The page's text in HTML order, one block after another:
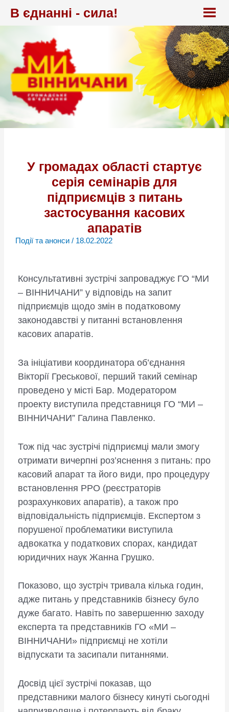
В єднанні - сила!
У громадах області стартує
серія семінарів для
підприємців з питань
застосування касових
апаратів
Події та анонси/ 18.02.2022
Консультативні зустрічі запроваджує ГО “МИ
– ВІННИЧАНИ” у відповідь на запит
підприємців щодо змін в податковому
законодавстві у питанні встановлення
касових апаратів.
За ініціативи координатора об’єднання
Вікторії Греськової, перший такий семінар
проведено у місті Бар. Модератором
проекту виступила представниця ГО “МИ –
ВІННИЧАНИ” Галина Павленко.
Тож під час зустрічі підприємці мали змогу
отримати вичерпні роз’яснення з питань: про
касовий апарат та його види, про процедуру
встановлення РРО (реєстраторів
розрахункових апаратів), а також про
відповідальність підприємців. Експертом з
порушеної проблематики виступила
адвокатка у податкових спорах, кандидат
юридичних наук Жанна Грушко.
Показово, що зустріч тривала кілька годин,
адже питань у представників бізнесу було
дуже багато. Навіть по завершенню заходу
експерта та представників ГО «МИ –
ВІННИЧАНИ» підприємці не хотіли
відпускати та засипали питаннями.
Досвід цієї зустрічі показав, що
представники малого бізнесу кинуті сьогодні